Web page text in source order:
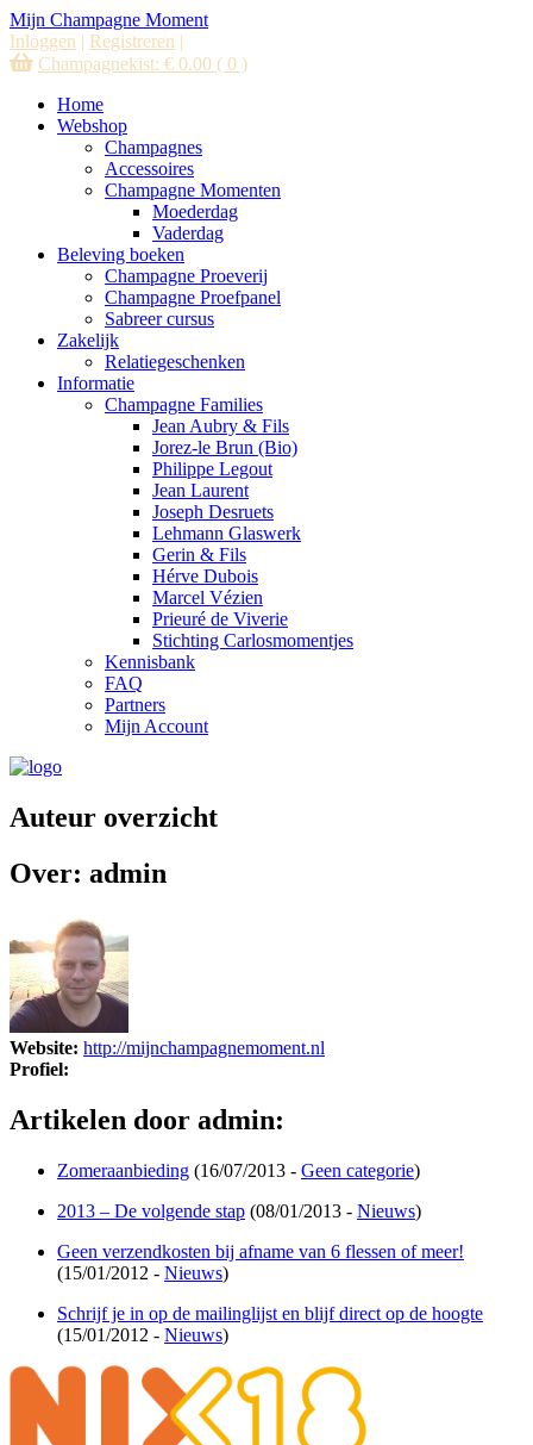
Mijn Champagne Moment
Inloggen | Registreren |
Champagnekist: € 0.00 ( 0 )
Home
Webshop
Champagnes
Accessoires
Champagne Momenten
Moederdag
Vaderdag
Beleving boeken
Champagne Proeverij
Champagne Proefpanel
Sabreer cursus
Zakelijk
Relatiegeschenken
Informatie
Champagne Families
Jean Aubry & Fils
Jorez-le Brun (Bio)
Philippe Legout
Jean Laurent
Joseph Desruets
Lehmann Glaswerk
Gerin & Fils
Hérve Dubois
Marcel Vézien
Prieuré de Viverie
Stichting Carlosmomentjes
Kennisbank
FAQ
Partners
Mijn Account
Auteur overzicht
Over: admin
Website: http://mijnchampagnemoment.nl
Profiel:
Artikelen door admin:
Zomeraanbieding (16/07/2013 - Geen categorie)
2013 – De volgende stap (08/01/2013 - Nieuws)
Geen verzendkosten bij afname van 6 flessen of meer!
(15/01/2012 - Nieuws)
Schrijf je in op de mailinglijst en blijf direct op de hoogte
(15/01/2012 - Nieuws)